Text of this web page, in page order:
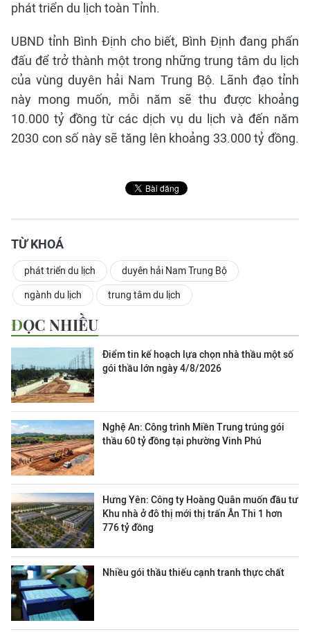
phát triển du lịch toàn Tỉnh.
UBND tỉnh Bình Định cho biết, Bình Định đang phấn
đấu để trở thành một trong những trung tâm du lịch
của vùng duyên hải Nam Trung Bộ. Lãnh đạo tỉnh
này mong muốn, mỗi năm sẽ thu được khoảng
10.000 tỷ đồng từ các dịch vụ du lịch và đến năm
2030 con số này sẽ tăng lên khoảng 33.000 tỷ đồng.
TỪ KHOÁ
phát triển du lịch duyên hải Nam Trung Bộ
ngành du lịch trung tâm du lịch
ĐỌC NHIỀU
Điểm tin kế hoạch lựa chọn nhà thầu một số
gói thầu lớn ngày 4/8/2026
Nghệ An: Công trình Miền Trung trúng gói
thầu 60 tỷ đồng tại phường Vinh Phú
Hưng Yên: Công ty Hoàng Quân muốn đầu tư
Khu nhà ở đô thị mới thị trấn Ân Thi 1 hơn
776 tỷ đồng
Nhiều gói thầu thiếu cạnh tranh thực chất